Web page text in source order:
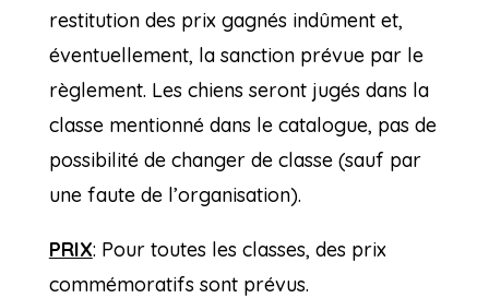
restitution des prix gagnés indûment et,
éventuellement, la sanction prévue par le
règlement. Les chiens seront jugés dans la
classe mentionné dans le catalogue, pas de
possibilité de changer de classe (sauf par
une faute de l’organisation).
PRIX: Pour toutes les classes, des prix
commémoratifs sont prévus.